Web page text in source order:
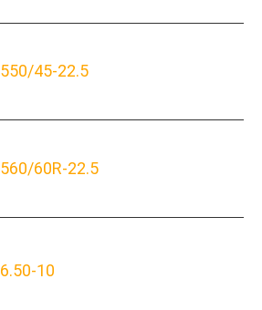
550/45-22.5
560/60R-22.5
6.50-10